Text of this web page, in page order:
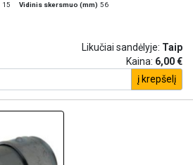
15 Vidinis skersmuo (mm) 56
Likučiai sandėlyje: Taip
Kaina: 6,00 €
į krepšelį